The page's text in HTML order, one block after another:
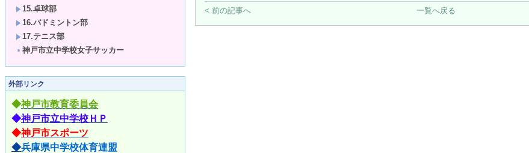
15.卓球部
16.バドミントン部
17.テニス部
神戸市立中学校女子サッカー
外部リンク
◆神戸市教育委員会
◆神戸市立中学校ＨＰ
◆神戸市スポーツ
◆兵庫県中学校体育連盟
< 前の記事へ 一覧へ戻る